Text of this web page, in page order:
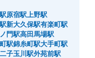
原宿駅 上野駅
新大久保駅有楽町駅
門駅高田馬場駅
駅錦糸町駅大手町駅
二子玉川駅外苑前駅